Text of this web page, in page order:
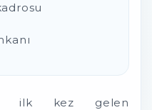
ilk kez gelen